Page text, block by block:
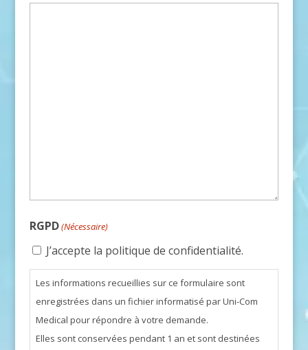
RGPD(Nécessaire)
J’accepte la politique de confidentialité.
Les informations recueillies sur ce formulaire sont
enregistrées dans un fichier informatisé par Uni-Com
Medical pour répondre à votre demande.
Elles sont conservées pendant 1 an et sont destinées